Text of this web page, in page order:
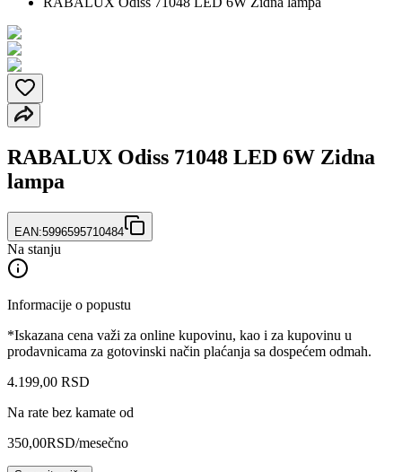
RABALUX Odiss 71048 LED 6W Zidna
lampa
EAN:5996595710484
Na stanju
Informacije o popustu
*Iskazana cena važi za online kupovinu, kao i za kupovinu u
prodavnicama za gotovinski način plaćanja sa dospećem odmah.
4.199,00 RSD
Na rate bez kamate od
350,00RSD/mesečno